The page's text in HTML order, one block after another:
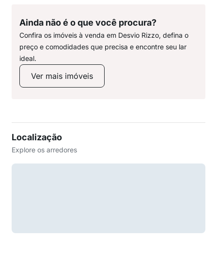
Ainda não é o que você procura?
Confira os imóveis à venda em Desvio Rizzo, defina o
preço e comodidades que precisa e encontre seu lar
ideal.
Ver mais imóveis
Localização
Explore os arredores